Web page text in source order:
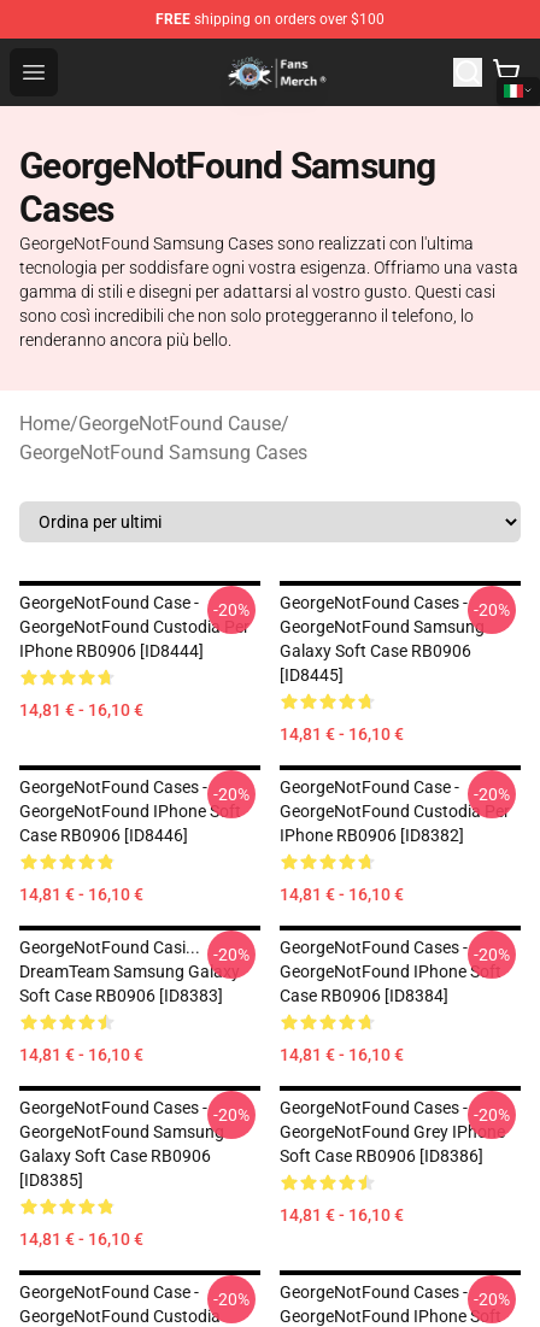
FREE shipping on orders over $100
Open menu
GeorgeNotFound Store - Official GeorgeNotFound
GeorgeNotFound Samsung
Cases
GeorgeNotFound Samsung Cases sono realizzati con l'ultima
tecnologia per soddisfare ogni vostra esigenza. Offriamo una vasta
gamma di stili e disegni per adattarsi al vostro gusto. Questi casi
sono così incredibili che non solo proteggeranno il telefono, lo
renderanno ancora più bello.
Home/GeorgeNotFound Cause/
GeorgeNotFound Samsung Cases
GeorgeNotFound Case -
GeorgeNotFound Custodia Per
IPhone RB0906 [ID8444]
14,81 € - 16,10 €
-20%
GeorgeNotFound Cases -
GeorgeNotFound Samsung
Galaxy Soft Case RB0906
[ID8445]
14,81 € - 16,10 €
-20%
GeorgeNotFound Cases -
GeorgeNotFound IPhone Soft
Case RB0906 [ID8446]
14,81 € - 16,10 €
-20%
GeorgeNotFound Case -
GeorgeNotFound Custodia Per
IPhone RB0906 [ID8382]
14,81 € - 16,10 €
-20%
GeorgeNotFound Casi...
DreamTeam Samsung Galaxy
Soft Case RB0906 [ID8383]
14,81 € - 16,10 €
-20%
GeorgeNotFound Cases -
GeorgeNotFound IPhone Soft
Case RB0906 [ID8384]
14,81 € - 16,10 €
-20%
GeorgeNotFound Cases -
GeorgeNotFound Samsung
Galaxy Soft Case RB0906
[ID8385]
14,81 € - 16,10 €
-20%
GeorgeNotFound Cases -
GeorgeNotFound Grey IPhone
Soft Case RB0906 [ID8386]
14,81 € - 16,10 €
-20%
GeorgeNotFound Case -
GeorgeNotFound Custodia
-20%
GeorgeNotFound Cases -
GeorgeNotFound IPhone Soft
-20%